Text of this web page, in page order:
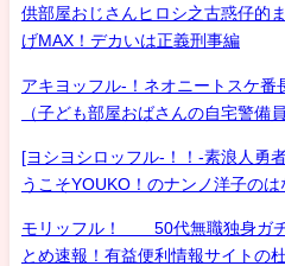
供部屋おじさんヒロシ之古惑仔的
げMAX！デカいは正義刑事編
アキヨッフル-！ネオニートスケ番
（子ども部屋おばさんの自宅警備
[ヨシヨシロッフル-！！-素浪人勇
うこそYOUKO！のナンノ洋子の
モリッフル！ 50代無職独身ガチ
とめ速報！有益便利情報サイトの